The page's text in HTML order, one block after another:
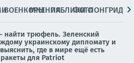
ВОЕНКОРЫМНЕНИЯПАБЛИКИ
ФОТОЛОНГРИДЫ
найти трюфель. Зеленский
украинскому дипломату и
где в мире ещё есть
для Patriot